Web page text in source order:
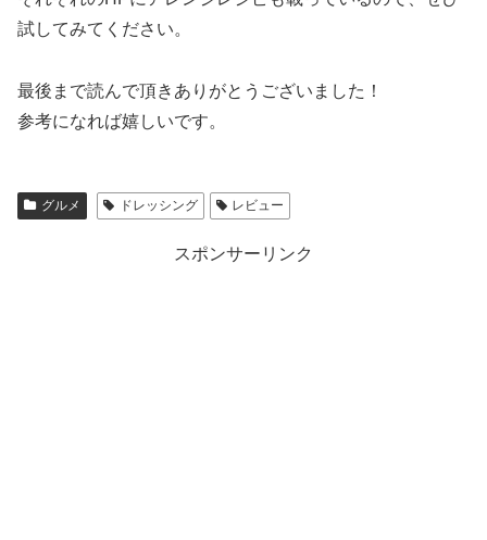
試してみてください。
最後まで読んで頂きありがとうございました！
参考になれば嬉しいです。
グルメ ドレッシング レビュー
スポンサーリンク